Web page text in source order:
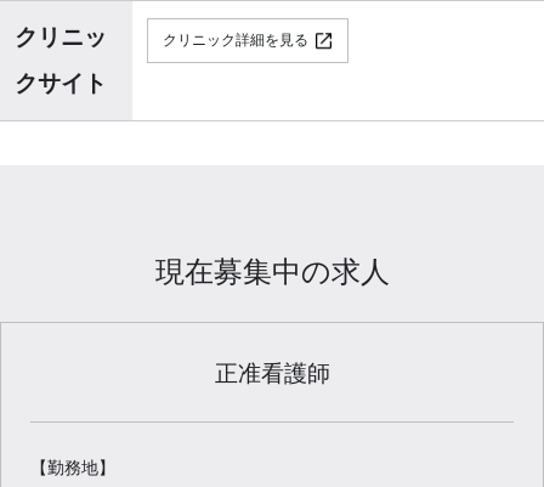
クリニッ
クサイト
クリニック詳細を見る
現在募集中の求人
正准看護師
【勤務地】